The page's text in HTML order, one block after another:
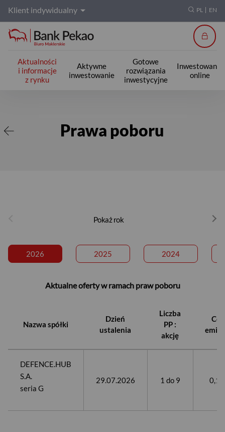
Klient indywidualny PL EN
Aktualności
i informacje
z rynku
Aktywne
inwestowanie
Gotowe
rozwiązania
inwestycyjne
Inwestowanie
online
Prawa poboru
Pokaż rok
2026 2025 2024
Aktualne oferty w ramach praw poboru
Nazwa spółki
Dzień
ustalenia
Liczba
PP :
akcję
DEFENCE.HUB
S.A.
seria G
29.07.2026​ 1 do 9 0,10